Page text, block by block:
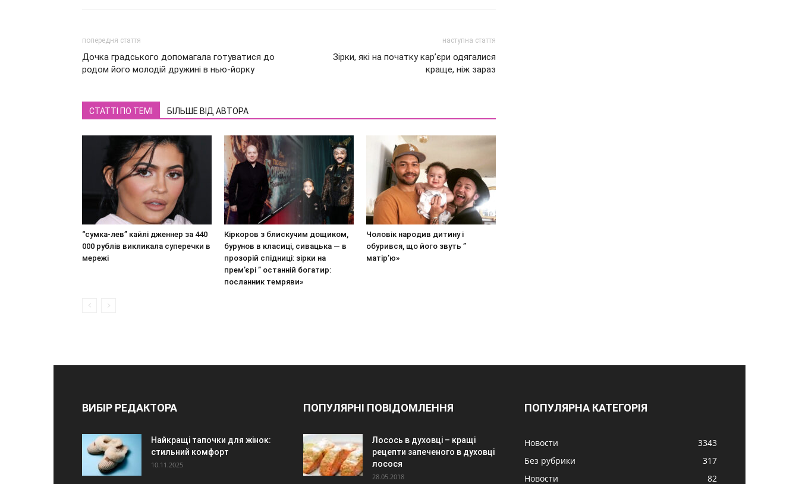
попередня стаття
Дочка градського допомагала готуватися до
родом його молодій дружині в нью-йорку
наступна стаття
Зірки, які на початку кар’єри одягалися
краще, ніж зараз
СТАТТІ ПО ТЕМІ БІЛЬШЕ ВІД АВТОРА
“сумка-лев” кайлі дженнер за 440
000 рублів викликала суперечки в
мережі
Кіркоров з блискучим дощиком,
бурунов в класиці, сивацька — в
прозорій спідниці: зірки на
прем’єрі ” останній богатир:
посланник темряви»
Чоловік народив дитину і
обурився, що його звуть ”
матір’ю»
ВИБІР РЕДАКТОРА
Найкращі тапочки для жінок:
стильний комфорт
10.11.2025
ПОПУЛЯРНІ ПОВІДОМЛЕННЯ
Лосось в духовці – кращі
рецепти запеченого в духовці
лосося
28.05.2018
ПОПУЛЯРНА КАТЕГОРІЯ
Новости
3343
Без рубрики
317
Новости
82